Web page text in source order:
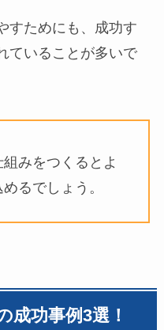
すためにも、成功す
ていることが多いで
みをつくるとよ
るでしょう。
成功事例3選！